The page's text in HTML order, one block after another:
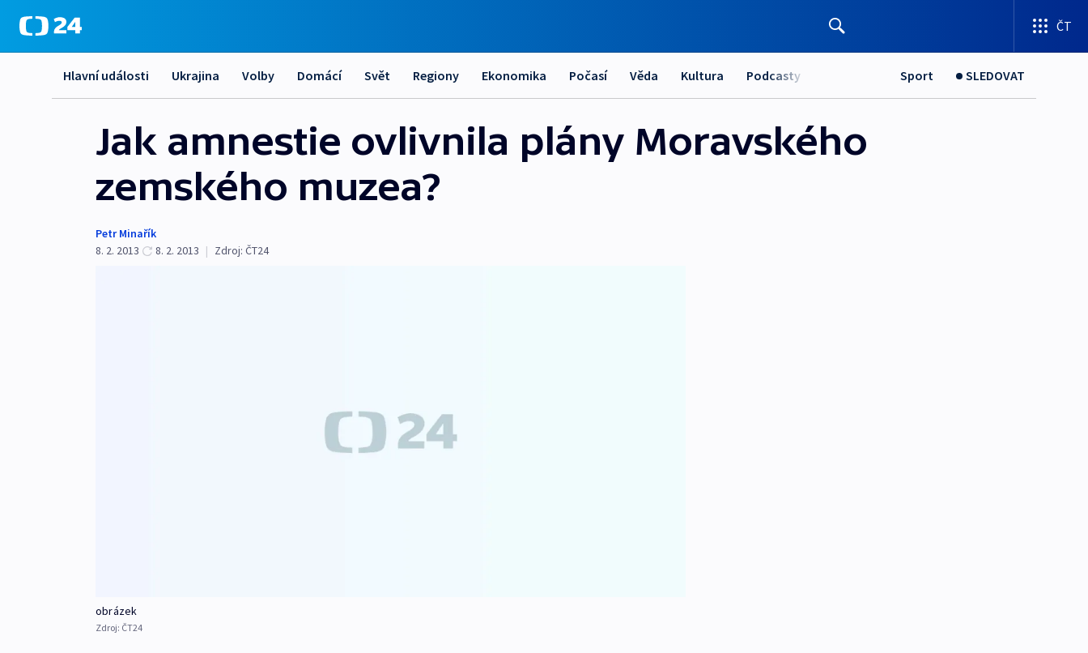
ČT
Hlavní události Ukrajina Volby Domácí Svět Regiony Ekonomika Počasí Věda Kultura Podcasty Sport SLEDOVAT
Jak amnestie ovlivnila plány Moravského
zemského muzea?
Petr Minařík
8. 2. 2013
8. 2. 2013 | Zdroj: ČT24
obrázek
Zdroj: ČT24